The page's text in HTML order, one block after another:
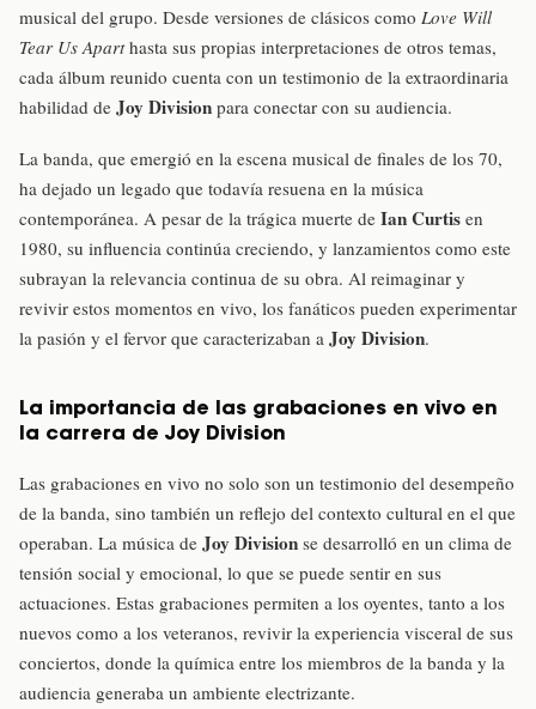
musical del grupo. Desde versiones de clásicos como Love Will
Tear Us Aparthasta sus propias interpretaciones de otros temas,
cada álbum reunido cuenta con un testimonio de la extraordinaria
habilidad de Joy Division para conectar con su audiencia.
La banda, que emergió en la escena musical de finales de los 70,
ha dejado un legado que todavía resuena en la música
contemporánea. A pesar de la trágica muerte de Ian Curtis en
1980, su influencia continúa creciendo, y lanzamientos como este
subrayan la relevancia continua de su obra. Al reimaginar y
revivir estos momentos en vivo, los fanáticos pueden experimentar
la pasión y el fervor que caracterizaban a Joy Division.
La importancia de las grabaciones en vivo en
la carrera de Joy Division
Las grabaciones en vivo no solo son un testimonio del desempeño
de la banda, sino también un reflejo del contexto cultural en el que
operaban. La música de Joy Division se desarrolló en un clima de
tensión social y emocional, lo que se puede sentir en sus
actuaciones. Estas grabaciones permiten a los oyentes, tanto a los
nuevos como a los veteranos, revivir la experiencia visceral de sus
conciertos, donde la química entre los miembros de la banda y la
audiencia generaba un ambiente electrizante.